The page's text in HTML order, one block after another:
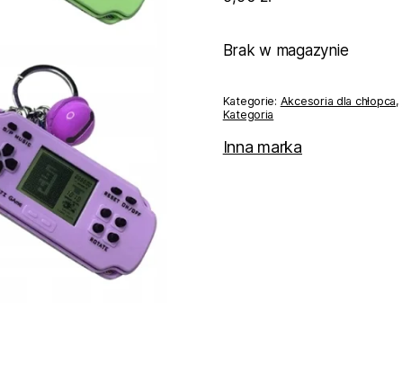
Brak w magazynie
Kategorie: Akcesoria dla chłopca,
Kategoria
Inna marka